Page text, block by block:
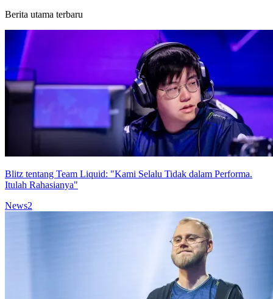
Berita utama terbaru
Blitz tentang Team Liquid: "Kami Selalu Tidak dalam Performa.
Itulah Rahasianya"
News2